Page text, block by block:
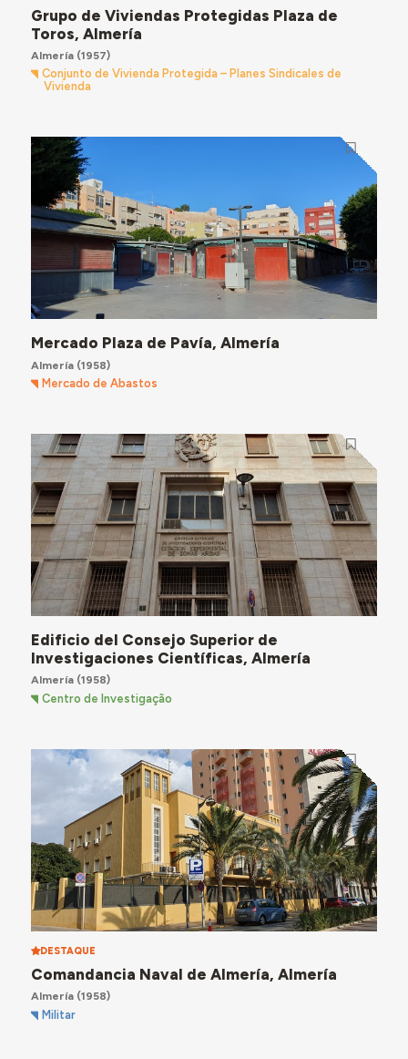
Grupo de Viviendas Protegidas Plaza de
Toros, Almería
Almería(1957)
Conjunto de Vivienda Protegida – Planes Sindicales de
Vivienda
Mercado Plaza de Pavía, Almería
Almería(1958)
Mercado de Abastos
Edificio del Consejo Superior de
Investigaciones Científicas, Almería
Almería(1958)
Centro de Investigação
DESTAQUE
Comandancia Naval de Almería, Almería
Almería(1958)
Militar